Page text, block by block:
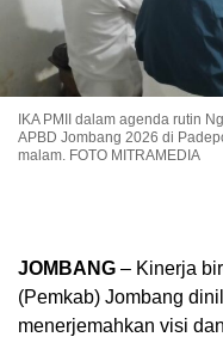
IKA PMII dalam agenda rutin
APBD Jombang 2026 di
malam. FOTO MITRAMEDIA
JOMBANG – Kinerja
(Pemkab) Jombang
menerjemahkan visi